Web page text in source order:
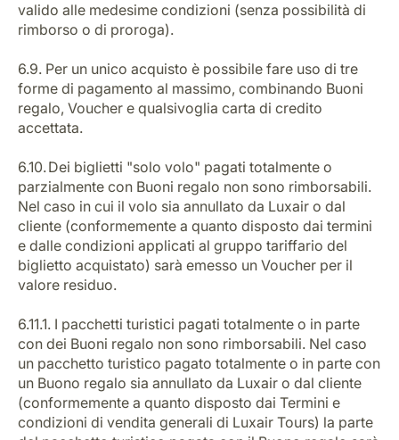
valido alle medesime condizioni (senza possibilità di
rimborso o di proroga).
6.9. Per un unico acquisto è possibile fare uso di tre
forme di pagamento al massimo, combinando Buoni
regalo, Voucher e qualsivoglia carta di credito
accettata.
6.10. Dei biglietti "solo volo" pagati totalmente o
parzialmente con Buoni regalo non sono rimborsabili.
Nel caso in cui il volo sia annullato da Luxair o dal
cliente (conformemente a quanto disposto dai termini
e dalle condizioni applicati al gruppo tariffario del
biglietto acquistato) sarà emesso un Voucher per il
valore residuo.
6.11.1. I pacchetti turistici pagati totalmente o in parte
con dei Buoni regalo non sono rimborsabili. Nel caso
un pacchetto turistico pagato totalmente o in parte con
un Buono regalo sia annullato da Luxair o dal cliente
(conformemente a quanto disposto dai Termini e
condizioni di vendita generali di Luxair Tours) la parte